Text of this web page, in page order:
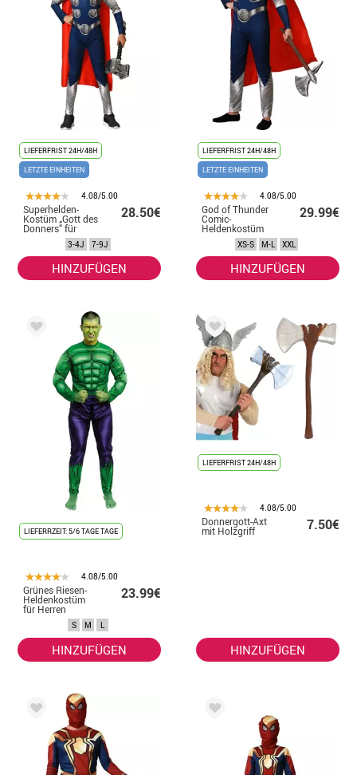
LIEFERFRIST 24H/48H
LETZTE EINHEITEN
4.08/5.00
Superhelden-
Kostüm „Gott des
Donners“ für
28.50€
3-4J 7-9J
HINZUFÜGEN
LIEFERFRIST 24H/48H
LETZTE EINHEITEN
4.08/5.00
God of Thunder
Comic-
Heldenkostüm
für Herren
29.99€
XS-S M-L XXL
HINZUFÜGEN
LIEFERRZEIT: 5/6 TAGE TAGE
4.08/5.00
Grünes Riesen-
Heldenkostüm
für Herren
23.99€
S M L
HINZUFÜGEN
LIEFERFRIST 24H/48H
4.08/5.00
Donnergott-Axt
mit Holzgriff 7.50€
HINZUFÜGEN